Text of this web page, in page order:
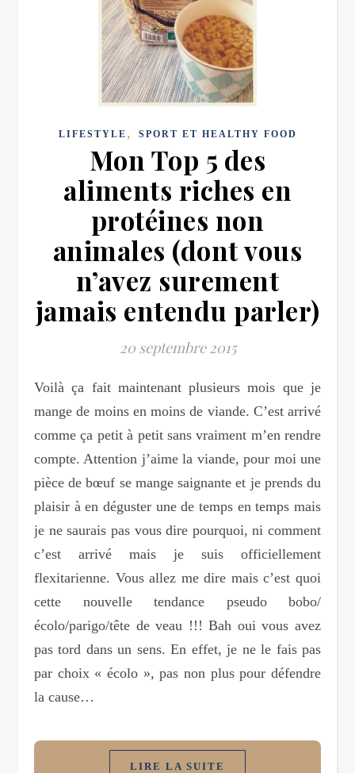
LIFESTYLE , SPORT ET HEALTHY FOOD
Mon Top 5 des
aliments riches en
protéines non
animales (dont vous
n’avez surement
jamais entendu parler)
20 septembre 2015
Voilà ça fait maintenant plusieurs mois que je
mange de moins en moins de viande. C’est arrivé
comme ça petit à petit sans vraiment m’en rendre
compte. Attention j’aime la viande, pour moi une
pièce de bœuf se mange saignante et je prends du
plaisir à en déguster une de temps en temps mais
je ne saurais pas vous dire pourquoi, ni comment
c’est arrivé mais je suis officiellement
flexitarienne. Vous allez me dire mais c’est quoi
cette nouvelle tendance pseudo bobo/
écolo/parigo/tête de veau !!! Bah oui vous avez
pas tord dans un sens. En effet, je ne le fais pas
par choix « écolo », pas non plus pour défendre
la cause…
LIRE LA SUITE